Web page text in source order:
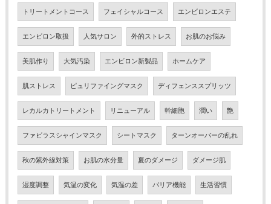
トリートメントコース フェイシャルコース エンビロンエステ
エンビロン取扱 人気サロン 外的ストレス お肌のお悩み
美肌作り 大気汚染 エンビロン新製品 ホームケア
肌ストレス ピュリファイングマスク ディフェンススプリッツ
レカルカトリートメント リニューアル 幹細胞 潤い 艶
ファビラスシャインマスク シートマスク ターンオーバーの乱れ
秋の紫外線対策 お肌の水分量 夏のダメージ ダメージ肌
湿度調整 気温の変化 気温の差 バリア機能 生活習慣